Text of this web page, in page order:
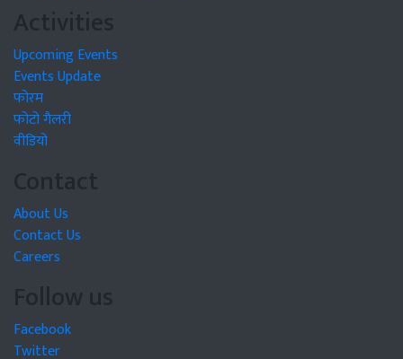
Activities
Upcoming Events
Events Update
फोरम
फोटो गैलरी
वीडियो
Contact
About Us
Contact Us
Careers
Follow us
Facebook
Twitter